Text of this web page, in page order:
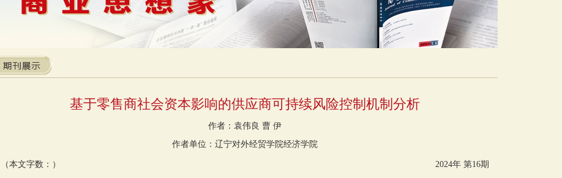
基于零售商社会资本影响的供应商可持续风险控制机制分析
作者：袁伟良 曹 伊
作者单位：辽宁对外经贸学院经济学院
（本文字数：） 2024年 第16期